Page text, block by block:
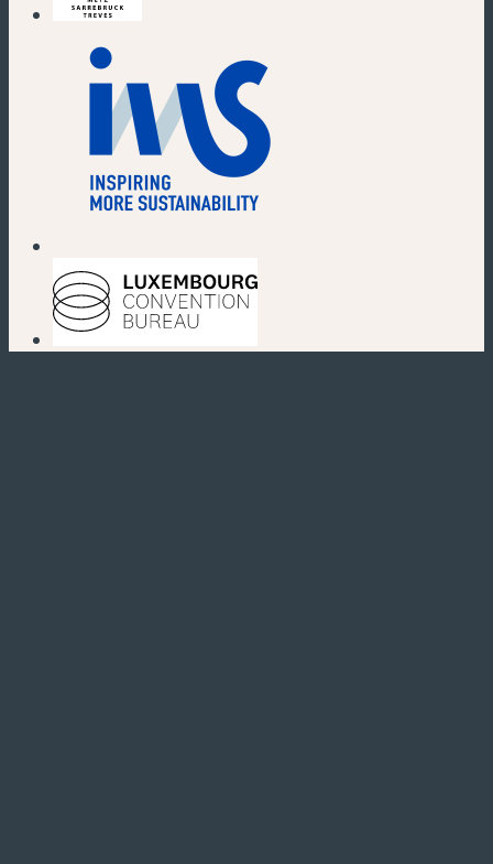
(nouvelle fenêtre)